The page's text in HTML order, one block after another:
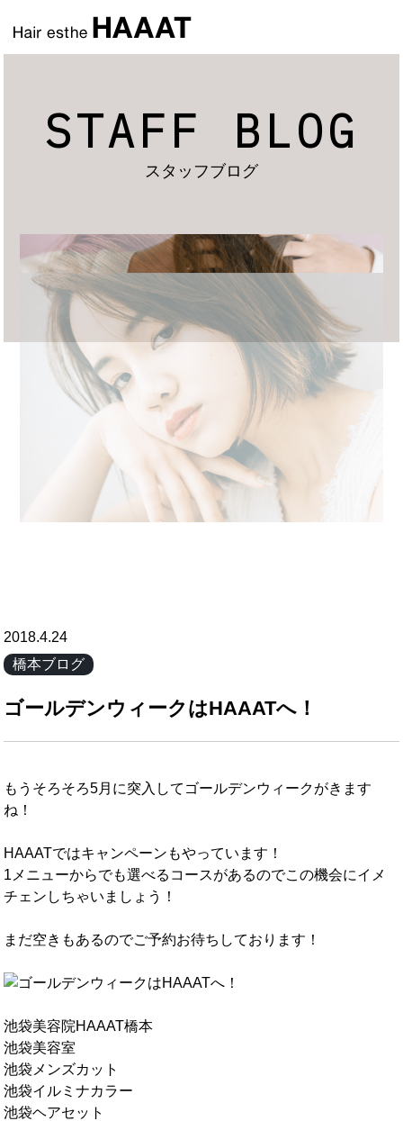
STAFF BLOG
スタッフブログ
2018.4.24
橋本ブログ
ゴールデンウィークはHAAATへ！
もうそろそろ5月に突入してゴールデンウィークがきます
ね！
HAAATではキャンペーンもやっています！
1メニューからでも選べるコースがあるのでこの機会にイメ
チェンしちゃいましょう！
まだ空きもあるのでご予約お待ちしております！
池袋美容院HAAAT橋本
池袋美容室
池袋メンズカット
池袋イルミナカラー
池袋ヘアセット